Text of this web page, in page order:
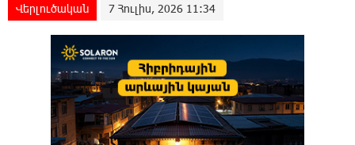
Վերլուծական 7 Հուլիս, 2026 11:34